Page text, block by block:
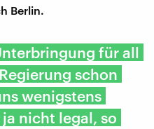
Berlin.
für all
schon
wenigstens
ja nicht legal, so